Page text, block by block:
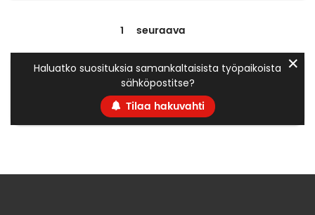
1 seuraava
Haluatko suosituksia samankaltaisista työpaikoista
sähköpostitse?
Tilaa hakuvahti
✕